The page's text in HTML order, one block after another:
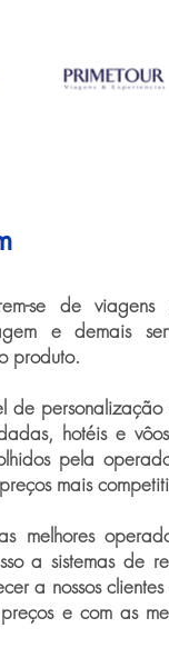
se de viagens
e demais
produto.
de
hotéis e
pela
mais
melhores
a sistemas de
a nossos
e com as